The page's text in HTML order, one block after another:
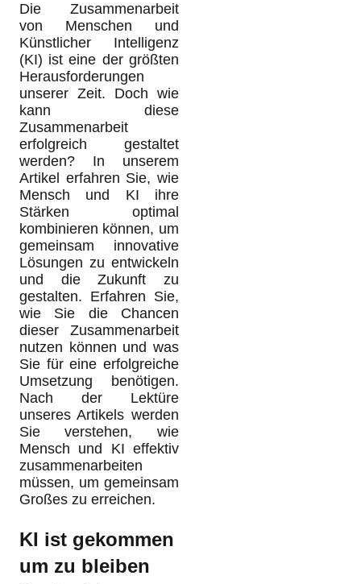
Die Zusammenarbeit
von Menschen und
Künstlicher Intelligenz
(KI) ist eine der größten
Herausforderungen
unserer Zeit. Doch wie
kann diese
Zusammenarbeit
erfolgreich gestaltet
werden? In unserem
Artikel erfahren Sie, wie
Mensch und KI ihre
Stärken optimal
kombinieren können, um
gemeinsam innovative
Lösungen zu entwickeln
und die Zukunft zu
gestalten. Erfahren Sie,
wie Sie die Chancen
dieser Zusammenarbeit
nutzen können und was
Sie für eine erfolgreiche
Umsetzung benötigen.
Nach der Lektüre
unseres Artikels werden
Sie verstehen, wie
Mensch und KI effektiv
zusammenarbeiten
müssen, um gemeinsam
Großes zu erreichen.
KI ist gekommen
um zu bleiben